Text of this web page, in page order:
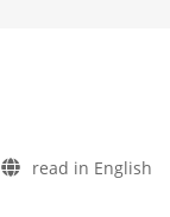
read in English